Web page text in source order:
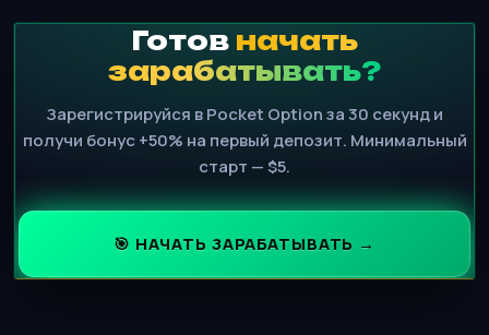
Готов начать
зарабатывать?
Зарегистрируйся в Pocket Option за 30 секунд и
получи бонус +50% на первый депозит. Минимальный
старт — $5.
🎯 НАЧАТЬ ЗАРАБАТЫВАТЬ →